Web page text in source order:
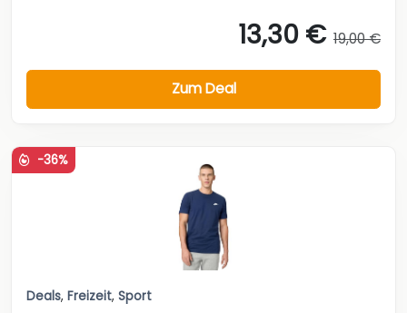
13,30 € 19,00 €
Zum Deal
-36%
Deals, Freizeit, Sport